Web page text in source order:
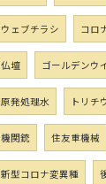
ウェブチラシ コロ
仏壇 ゴールデンウ
原発処理水 トリチ
機関銃 住友重機械
新型コロナ変異種